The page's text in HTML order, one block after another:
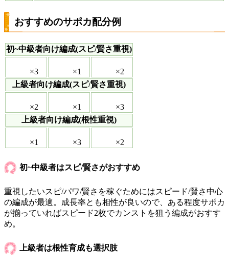
おすすめのサポカ配分例
初~中級者向け編成(スピ/賢さ重視)
×3 ×1
×2
上級者向け編成(スピ/賢さ重視)
×2 ×1
×3
上級者向け編成(根性重視)
×1 ×3 ×2
初~中級者はスピ/賢さがおすすめ
重視したいスピ/パワ/賢さを稼ぐためにはスピード/賢さ中心
の編成が最適。成長率とも相性が良いので、ある程度サポカ
が揃っていればスピード2枚でカンストを狙う編成がおすす
め。
上級者は根性育成も選択肢